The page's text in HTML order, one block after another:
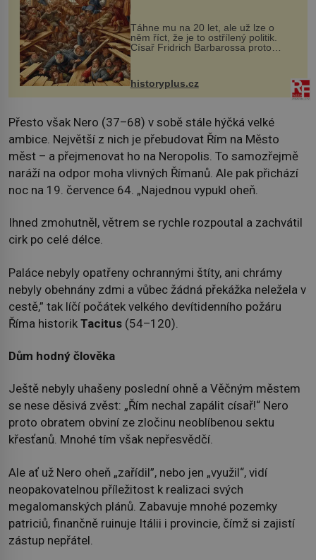
Táhne mu na 20 let, ale už lze o
něm říct, že je to ostřílený politik.
Císař Fridrich Barbarossa proto
posílá svého syna a dědice Jindřicha
VI. do Erfurtu, aby se stal
prostředníkem při řešení sporu m...
historyplus.cz
Přesto však Nero (37–68) v sobě stále hýčká velké
ambice. Největší z nich je přebudovat Řím na Město
měst – a přejmenovat ho na Neropolis. To samozřejmě
naráží na odpor moha vlivných Římanů. Ale pak přichází
noc na 19. července 64. „Najednou vypukl oheň.
Ihned zmohutněl, větrem se rychle rozpoutal a zachvátil
cirk po celé délce.
Paláce nebyly opatřeny ochrannými štíty, ani chrámy
nebyly obehnány zdmi a vůbec žádná překážka neležela v
cestě,” tak líčí počátek velkého devítidenního požáru
Říma historik Tacitus (54–120).
Dům hodný člověka
Ještě nebyly uhašeny poslední ohně a Věčným městem
se nese děsivá zvěst: „Řím nechal zapálit císař!“ Nero
proto obratem obviní ze zločinu neoblíbenou sektu
křesťanů. Mnohé tím však nepřesvědčí.
Ale ať už Nero oheň „zařídil”, nebo jen „využil“, vidí
neopakovatelnou příležitost k realizaci svých
megalomanských plánů. Zabavuje mnohé pozemky
patriciů, finančně ruinuje Itálii i provincie, čímž si zajistí
zástup nepřátel.